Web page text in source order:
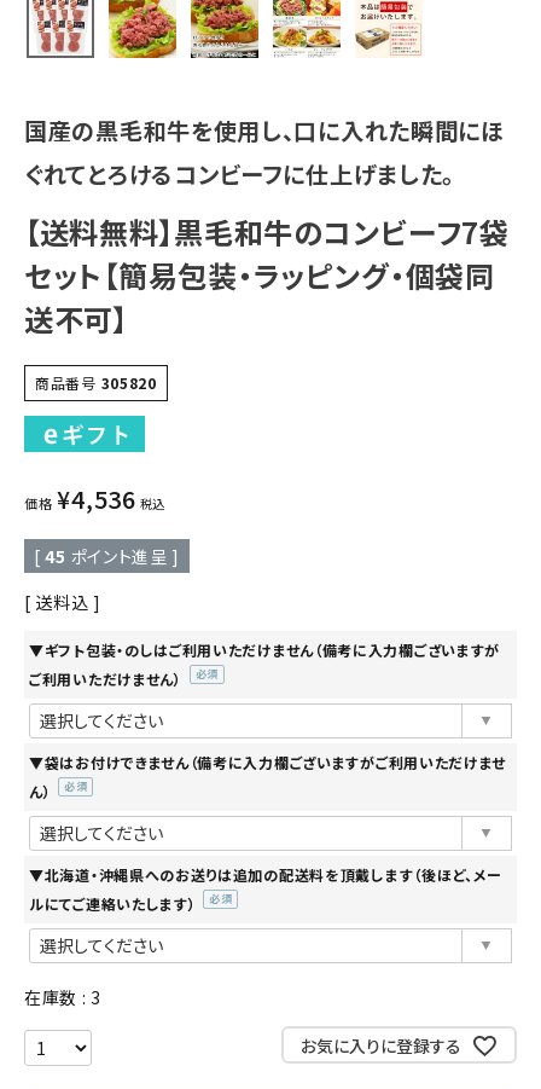
国産の黒毛和牛を使用し、口に入れた瞬間にほ
ぐれてとろけるコンビーフに仕上げました。
【送料無料】黒毛和牛のコンビーフ7袋
セット【簡易包装・ラッピング・個袋同
送不可】
商品番号 305820
価格 ¥4,536 税込
[ 45 ポイント進呈 ]
送料込
▼ギフト包装・のしはご利用いただけません（備考に入力欄ございますが
ご利用いただけません）
▼袋はお付けできません（備考に入力欄ございますがご利用いただけませ
ん）
須)
▼北海道・沖縄県へのお送りは追加の配送料を頂戴します（後ほど、メー
ルにてご連絡いたします）
在庫数
3
お気に入りに登録する